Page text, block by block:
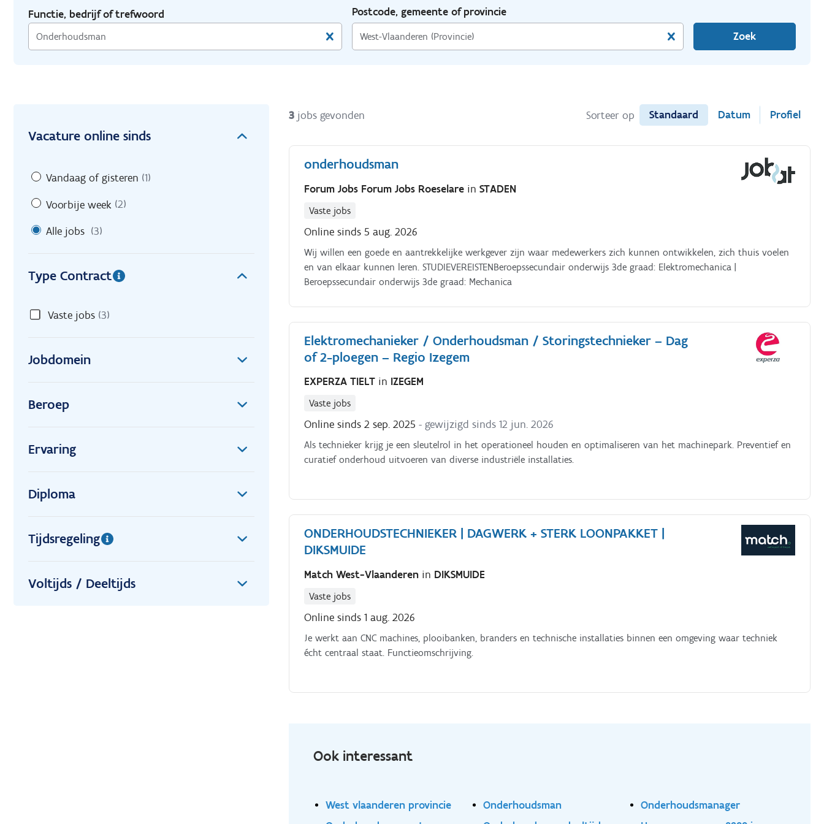
Functie, bedrijf of trefwoord
Postcode, gemeente of provincie
Zoek
Vacature online sinds
Vandaag of gisteren (1)
Voorbije week (2)
Alle jobs (3)
Type Contract
Vaste jobs (3)
Jobdomein
Beroep
Ervaring
Diploma
Tijdsregeling
Voltijds / Deeltijds
3 jobs gevonden Sorteer op Standaard Datum Profiel
onderhoudsman
Forum Jobs Forum Jobs Roeselare inSTADEN
Vaste jobs
Online sinds 5 aug. 2026
Wij willen een goede en aantrekkelijke werkgever zijn waar medewerkers zich kunnen ontwikkelen, zich thuis voelen
en van elkaar kunnen leren. STUDIEVEREISTENBeroepssecundair onderwijs 3de graad: Elektromechanica |
Beroepssecundair onderwijs 3de graad: Mechanica
Elektromechanieker / Onderhoudsman / Storingstechnieker – Dag
of 2-ploegen – Regio Izegem
EXPERZA TIELT in IZEGEM
Vaste jobs
Online sinds 2 sep. 2025 - gewijzigd sinds 12 jun. 2026
Als technieker krijg je een sleutelrol in het operationeel houden en optimaliseren van het machinepark. Preventief en
curatief onderhoud uitvoeren van diverse industriële installaties.
ONDERHOUDSTECHNIEKER | DAGWERK + STERK LOONPAKKET |
DIKSMUIDE
Match West-Vlaanderen in DIKSMUIDE
Vaste jobs
Online sinds 1 aug. 2026
Je werkt aan CNC machines, plooibanken, branders en technische installaties binnen een omgeving waar techniek
écht centraal staat. Functieomschrijving.
Ook interessant
West vlaanderen provincie Onderhoudsman
Onderhoudsmanager